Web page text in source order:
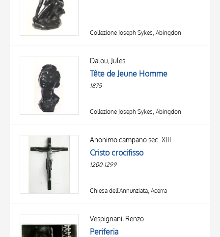
Collezione Joseph Sykes, Abingdon
Dalou, Jules
Tête de Jeune Homme
1875
Collezione Joseph Sykes, Abingdon
Anonimo campano sec. XIII
Cristo crocifisso
1200-1299
Chiesa dell'Annunziata, Acerra
Vespignani, Renzo
Periferia